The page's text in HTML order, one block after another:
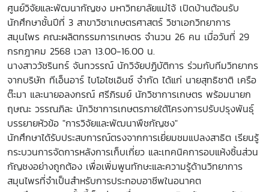
ศูนย์วิจัยและพัฒนากัญชง มหาวิทยาลัยแม่โจ้ เปิดบ้านต้อนรับ
นักศึกษาชั้นปีที่ 3 สาขาวิชาเกษตรศาสตร์ วิชาเอกวิทยาการ
สมุนไพร คณะผลิตกรรมการเกษตร จำนวน 26 คน เมื่อวันที่ 29
กรกฎาคม 2568 เวลา 13.00-16.00 น.
นางสาววัชรินทร์ จันทวรรณ์ นักวิจัยปฏิบัติการ ร่วมกับทีมวิทยากร
จากบริษัท ทีเอ็นอาร์ ไบโอไซเอินซ์ จำกัด ได้แก่ นายสุทธิชาติ เครือ
ต๊ะมา และนายอลงกรณ์ ศรีภิรมย์ นักวิชาการเกษตร พร้อมนายก
ฤษณะ วรรณภิละ นักวิชาการเกษตรภายใต้โครงการปรับปรุงพันธุ์
บรรยายหัวข้อ "การวิจัยและพัฒนาพืชกัญชง"
นักศึกษาได้รับประสบการณ์ตรงจากการเยี่ยมชมแปลงสาธิต เรียนรู้
กระบวนการจัดการหลังการเก็บเกี่ยว และเทคนิคการอบแห้งชิ้นส่วน
กัญชงอย่างถูกต้อง เพื่อเพิ่มพูนทักษะและความรู้ด้านวิทยาการ
สมุนไพรที่จำเป็นสำหรับการประกอบอาชีพในอนาคต